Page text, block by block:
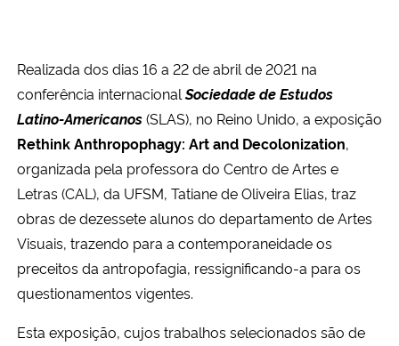
Realizada dos dias 16 a 22 de abril de 2021 na
conferência internacionalSociedade de Estudos
Latino-Americanos(SLAS), no Reino Unido, a exposição
Rethink Anthropophagy: Art and Decolonization,
organizada pela professora do Centro de Artes e
Letras (CAL), da UFSM, Tatiane de Oliveira Elias, traz
obras de dezessete alunos do departamento de Artes
Visuais, trazendo para a contemporaneidade os
preceitos da antropofagia, ressignificando-a para os
questionamentos vigentes.
Esta exposição, cujos trabalhos selecionados são de